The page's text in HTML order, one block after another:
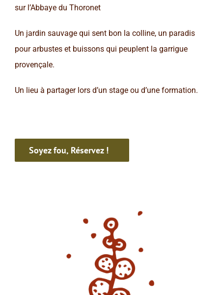
sur l’Abbaye du Thoronet
Un jardin sauvage qui sent bon la colline, un paradis
pour arbustes et buissons qui peuplent la garrigue
provençale.
Un lieu à partager lors d’un stage ou d’une formation.
Soyez fou, Réservez !